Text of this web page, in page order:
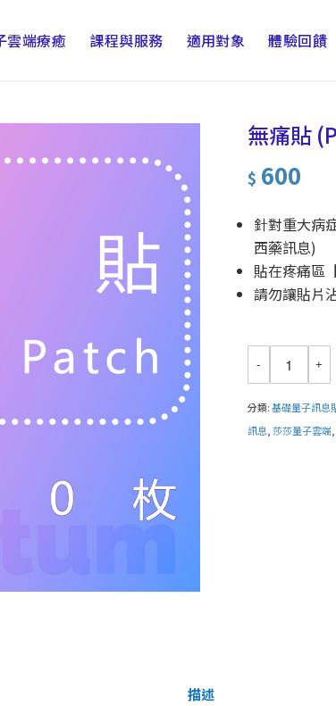
雲端療癒 課程與服務 適用對象 體驗回饋
無痛貼
$ 600
針對重大病
西藥訊息)
貼在疼痛區
請勿讓貼片
分類:基礎量子訊息
訊息 莎莎量子雲端
描述